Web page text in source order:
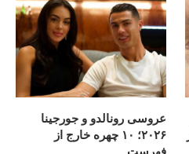
عروسی رونالدو و جورجینا
۲۰۲۶؛ ۱۰ چهره خارج از
فهرست